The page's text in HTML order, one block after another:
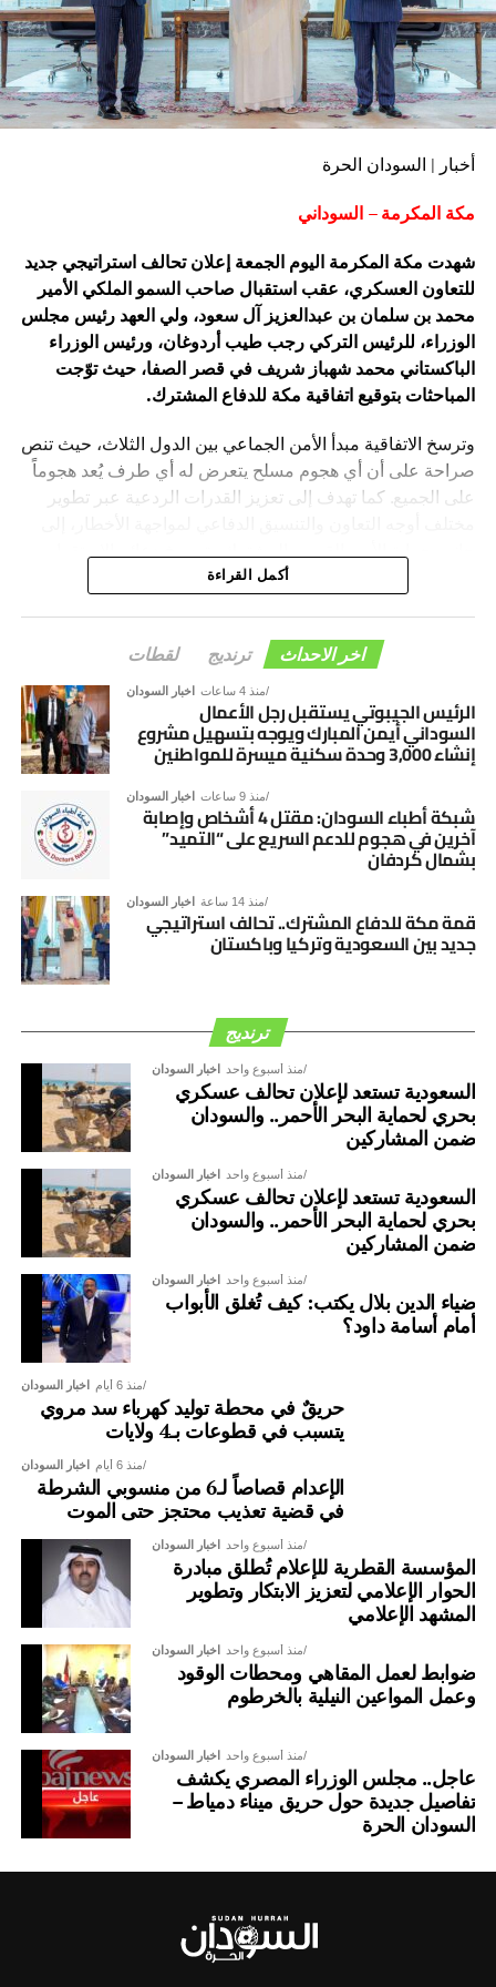
أخبار | السودان الحرة
مكة المكرمة – السوداني
شهدت مكة المكرمة اليوم الجمعة إعلان تحالف استراتيجي جديد
للتعاون العسكري، عقب استقبال صاحب السمو الملكي الأمير
محمد بن سلمان بن عبدالعزيز آل سعود، ولي العهد رئيس مجلس
الوزراء، للرئيس التركي رجب طيب أردوغان، ورئيس الوزراء
الباكستاني محمد شهباز شريف في قصر الصفا، حيث توّجت
المباحثات بتوقيع اتفاقية مكة للدفاع المشترك.
وترسخ الاتفاقية مبدأ الأمن الجماعي بين الدول الثلاث، حيث تنص
صراحة على أن أي هجوم مسلح يتعرض له أي طرف يُعد هجوماً
على الجميع. كما تهدف إلى تعزيز القدرات الردعية عبر تطوير
والسلام في المنطقة والعالم.أكمل القراءة
اخر الاحداث ترنديج لقطات
اخبار السودان منذ 4 ساعات
الرئيس الجيبوتي يستقبل رجل الأعمال
السوداني أيمن المبارك ويوجه بتسهيل مشروع
إنشاء 3,000 وحدة سكنية ميسرة للمواطنين
اخبار السودان منذ 9 ساعات
شبكة أطباء السودان: مقتل 4 أشخاص وإصابة
آخرين في هجوم للدعم السريع على “التميد”
بشمال كردفان
اخبار السودان منذ 14 ساعة
قمة مكة للدفاع المشترك.. تحالف استراتيجي
جديد بين السعودية وتركيا وباكستان
ترنديج
اخبار السودان منذ أسبوع واحد
السعودية تستعد لإعلان تحالف عسكري
بحري لحماية البحر الأحمر.. والسودان
ضمن المشاركين
اخبار السودان منذ أسبوع واحد
السعودية تستعد لإعلان تحالف عسكري
بحري لحماية البحر الأحمر.. والسودان
ضمن المشاركين
اخبار السودان منذ أسبوع واحد
ضياء الدين بلال يكتب: كيف تُغلق الأبواب
أمام أسامة داود؟
اخبار السودان منذ 6 أيام
حريقٌ في محطة توليد كهرباء سد مروي
يتسبب في قطوعات بـ4 ولايات
اخبار السودان منذ 6 أيام
الإعدام قصاصاً لـ6 من منسوبي الشرطة
في قضية تعذيب محتجز حتى الموت
اخبار السودان منذ أسبوع واحد
المؤسسة القطرية للإعلام تُطلق مبادرة
الحوار الإعلامي لتعزيز الابتكار وتطوير
المشهد الإعلامي
اخبار السودان منذ أسبوع واحد
ضوابط لعمل المقاهي ومحطات الوقود
وعمل المواعين النيلية بالخرطوم
اخبار السودان منذ أسبوع واحد
عاجل.. مجلس الوزراء المصري يكشف
تفاصيل جديدة حول حريق ميناء دمياط –
السودان الحرة